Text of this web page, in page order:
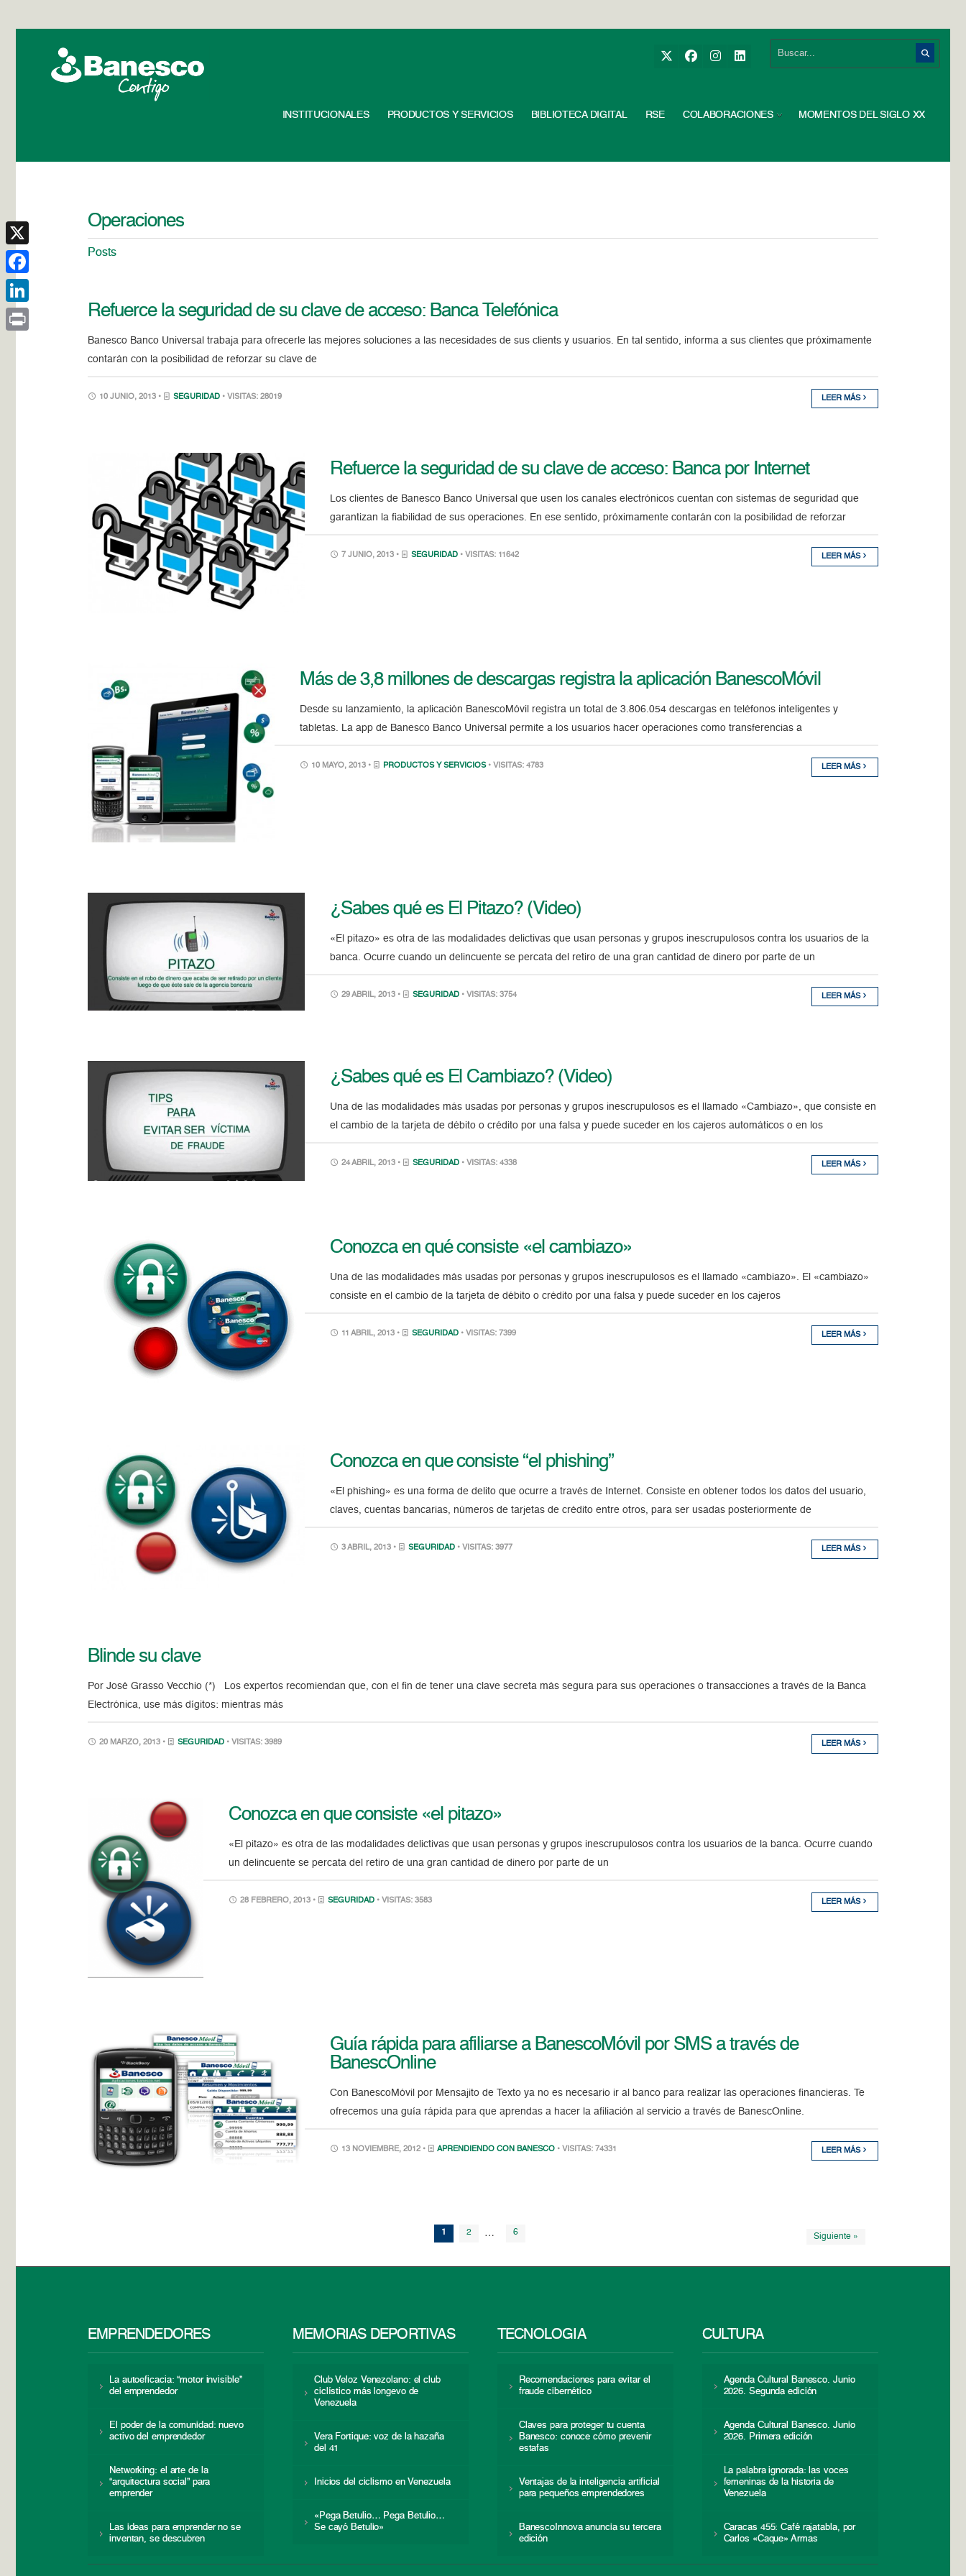
INSTITUCIONALES PRODUCTOS Y SERVICIOS BIBLIOTECA DIGITAL RSE COLABORACIONES MOMENTOS DEL SIGLO XX
Operaciones
Posts
Refuerce la seguridad de su clave de acceso: Banca Telefónica
Banesco Banco Universal trabaja para ofrecerle las mejores soluciones a las necesidades de sus clients y usuarios. En tal sentido, informa a sus clientes que próximamente
contarán con la posibilidad de reforzar su clave de
10 JUNIO, 2013 • SEGURIDAD • VISITAS: 28019 LEER MÁS
Refuerce la seguridad de su clave de acceso: Banca por Internet
Los clientes de Banesco Banco Universal que usen los canales electrónicos cuentan con sistemas de seguridad que
garantizan la fiabilidad de sus operaciones. En ese sentido, próximamente contarán con la posibilidad de reforzar
7 JUNIO, 2013 • SEGURIDAD • VISITAS: 11642 LEER MÁS
Más de 3,8 millones de descargas registra la aplicación BanescoMóvil
Desde su lanzamiento, la aplicación BanescoMóvil registra un total de 3.806.054 descargas en teléfonos inteligentes y
tabletas. La app de Banesco Banco Universal permite a los usuarios hacer operaciones como transferencias a
10 MAYO, 2013 • PRODUCTOS Y SERVICIOS • VISITAS: 4783 LEER MÁS
¿Sabes qué es El Pitazo? (Video)
«El pitazo» es otra de las modalidades delictivas que usan personas y grupos inescrupulosos contra los usuarios de la
banca. Ocurre cuando un delincuente se percata del retiro de una gran cantidad de dinero por parte de un
29 ABRIL, 2013 • SEGURIDAD • VISITAS: 3754 LEER MÁS
¿Sabes qué es El Cambiazo? (Video)
Una de las modalidades más usadas por personas y grupos inescrupulosos es el llamado «Cambiazo», que consiste en
el cambio de la tarjeta de débito o crédito por una falsa y puede suceder en los cajeros automáticos o en los
24 ABRIL, 2013 • SEGURIDAD • VISITAS: 4338 LEER MÁS
Conozca en qué consiste «el cambiazo»
Una de las modalidades más usadas por personas y grupos inescrupulosos es el llamado «cambiazo». El «cambiazo»
consiste en el cambio de la tarjeta de débito o crédito por una falsa y puede suceder en los cajeros
11 ABRIL, 2013 • SEGURIDAD • VISITAS: 7399 LEER MÁS
Conozca en que consiste “el phishing”
«El phishing» es una forma de delito que ocurre a través de Internet. Consiste en obtener todos los datos del usuario,
claves, cuentas bancarias, números de tarjetas de crédito entre otros, para ser usadas posteriormente de
3 ABRIL, 2013 • SEGURIDAD • VISITAS: 3977 LEER MÁS
Blinde su clave
Por José Grasso Vecchio (*) Los expertos recomiendan que, con el fin de tener una clave secreta más segura para sus operaciones o transacciones a través de la Banca
Electrónica, use más dígitos: mientras más
20 MARZO, 2013 • SEGURIDAD • VISITAS: 3989 LEER MÁS
Conozca en que consiste «el pitazo»
«El pitazo» es otra de las modalidades delictivas que usan personas y grupos inescrupulosos contra los usuarios de la banca. Ocurre cuando
un delincuente se percata del retiro de una gran cantidad de dinero por parte de un
28 FEBRERO, 2013 • SEGURIDAD • VISITAS: 3583 LEER MÁS
Guía rápida para afiliarse a BanescoMóvil por SMS a través de
BanescOnline
Con BanescoMóvil por Mensajito de Texto ya no es necesario ir al banco para realizar las operaciones financieras. Te
ofrecemos una guía rápida para que aprendas a hacer la afiliación al servicio a través de BanescOnline.
13 NOVIEMBRE, 2012 • APRENDIENDO CON BANESCO • VISITAS: 74331 LEER MÁS
1 2 … 6
Siguiente »
EMPRENDEDORES
La autoeficacia: “motor invisible”
del emprendedor
El poder de la comunidad: nuevo
activo del emprendedor
Networking: el arte de la
“arquitectura social” para
emprender
Las ideas para emprender no se
inventan, se descubren
MEMORIAS DEPORTIVAS
Club Veloz Venezolano: el club
ciclístico más longevo de
Venezuela
Vera Fortique: voz de la hazaña
del 41
Inicios del ciclismo en Venezuela
«Pega Betulio… Pega Betulio…
Se cayó Betulio»
TECNOLOGÍA
Recomendaciones para evitar el
fraude cibernético
Claves para proteger tu cuenta
Banesco: conoce cómo prevenir
estafas
Ventajas de la inteligencia artificial
para pequeños emprendedores
BanescoInnova anuncia su tercera
edición
CULTURA
Agenda Cultural Banesco. Junio
2026. Segunda edición
Agenda Cultural Banesco. Junio
2026. Primera edición
La palabra ignorada: las voces
femeninas de la historia de
Venezuela
Caracas 455: Café rajatabla, por
Carlos «Caque» Armas
X
Facebook
LinkedIn